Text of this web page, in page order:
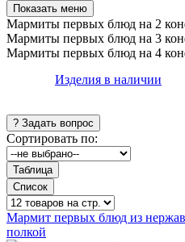
Мармиты первых блюд на 2
Мармиты первых блюд на 3
Мармиты первых блюд на 4
Изделия в наличии
Сортировать по:
Мармит первых блюд из
полкой